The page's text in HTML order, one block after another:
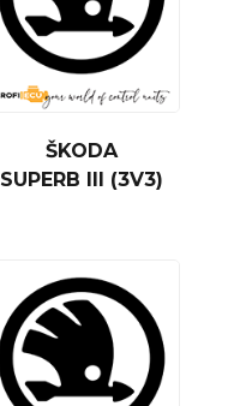
ŠKODA
SUPERB III (3V3)